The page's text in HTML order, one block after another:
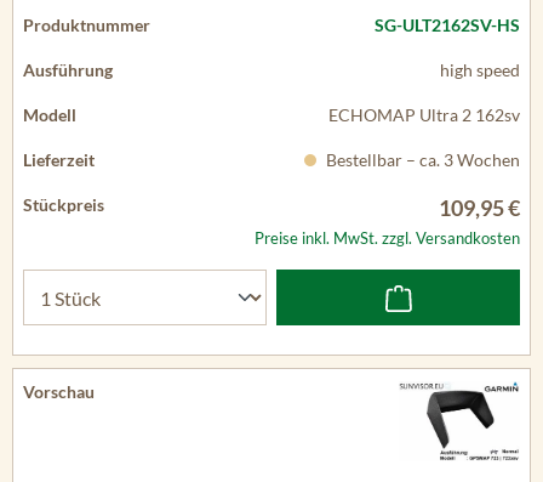
SG-ULT2162SV-HS
high speed
ECHOMAP Ultra 2 162sv
Bestellbar – ca. 3 Wochen
109,95 €
Preise inkl. MwSt. zzgl. Versandkosten